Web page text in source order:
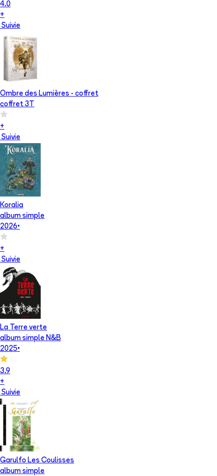
4.0
+
Suivie
Ombre des Lumières - coffret
coffret 3T
+
Suivie
Koralia
album simple
2026•
+
Suivie
La Terre verte
album simple N&B
2025•
3.9
+
Suivie
Garulfo Les Coulisses
album simple